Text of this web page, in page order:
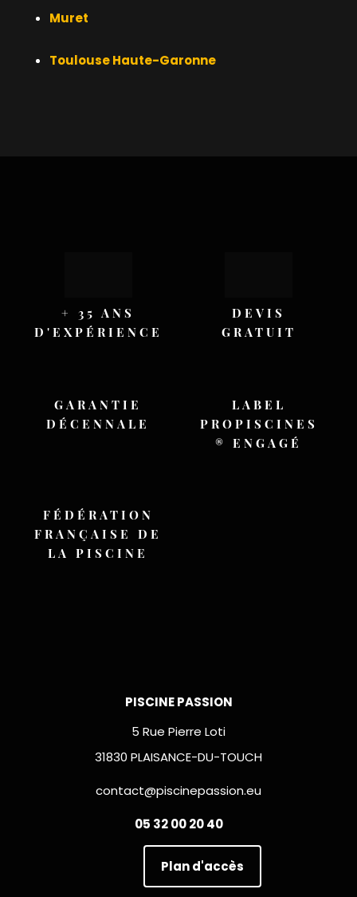
Muret
Toulouse Haute-Garonne
+ 35 ANS
D'EXPÉRIENCE
DEVIS
GRATUIT
GARANTIE
DÉCENNALE
LABEL
PROPISCINES
® ENGAGÉ
FÉDÉRATION
FRANÇAISE DE
LA PISCINE
PISCINE PASSION
5 Rue Pierre Loti
31830 PLAISANCE-DU-TOUCH
contact@piscinepassion.eu
05 32 00 20 40
Plan d'accès